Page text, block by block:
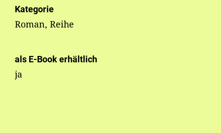
Kategorie
Roman, Reihe
als E-Book erhältlich
ja